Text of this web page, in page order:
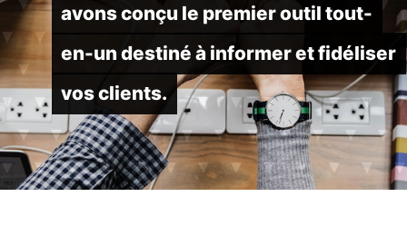
avons conçu le premier outil tout-
en-un destiné à informer et fidéliser
vos clients.